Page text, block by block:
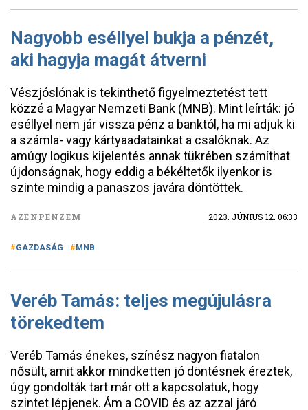
Nagyobb eséllyel bukja a pénzét,
aki hagyja magát átverni
Vészjóslónak is tekinthető figyelmeztetést tett
közzé a Magyar Nemzeti Bank (MNB). Mint leírták: jó
eséllyel nem jár vissza pénz a banktól, ha mi adjuk ki
a számla- vagy kártyaadatainkat a csalóknak. Az
amúgy logikus kijelentés annak tükrében számíthat
újdonságnak, hogy eddig a békéltetők ilyenkor is
szinte mindig a panaszos javára döntöttek.
AZENPENZEM 2023. JÚNIUS 12. 06:33
GAZDASÁG MNB
Veréb Tamás: teljes megújulásra
törekedtem
Veréb Tamás énekes, színész nagyon fiatalon
nősült, amit akkor mindketten jó döntésnek éreztek,
úgy gondolták tart már ott a kapcsolatuk, hogy
szintet lépjenek. Ám a COVID és az azzal járó